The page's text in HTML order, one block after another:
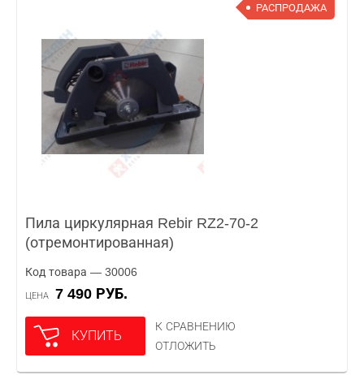
РАСПРОДАЖА
Пила циркулярная Rebir RZ2-70-2
(отремонтированная)
Код товара — 30006
ЦЕНА 7 490 РУБ.
КУПИТЬ
К СРАВНЕНИЮ
ОТЛОЖИТЬ